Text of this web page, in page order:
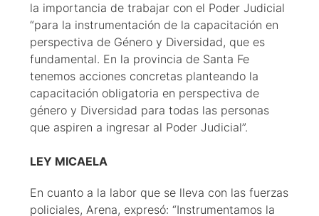
la importancia de trabajar con el Poder Judicial
“para la instrumentación de la capacitación en
perspectiva de Género y Diversidad, que es
fundamental. En la provincia de Santa Fe
tenemos acciones concretas planteando la
capacitación obligatoria en perspectiva de
género y Diversidad para todas las personas
que aspiren a ingresar al Poder Judicial”.
LEY MICAELA
En cuanto a la labor que se lleva con las fuerzas
policiales, Arena, expresó: “Instrumentamos la